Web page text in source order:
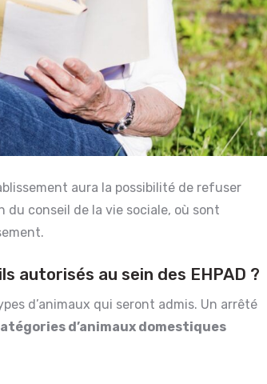
aura la possibilité de refuser
du conseil de la vie sociale, où sont
autorisés au sein des EHPAD ?
d’animaux qui seront admis. Un arrêté
d’animaux domestiques